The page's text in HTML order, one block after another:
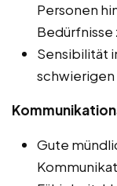
Personen
Bedürfnisse
Sensibilität
Gute